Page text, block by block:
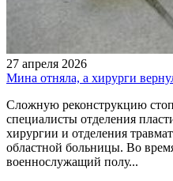
27 апреля 2026
Мина отняла, а хирурги
Сложную реконструкцию
специалисты отделения
хирургии и отделения
областной больницы. Во
военнослужащий полу...